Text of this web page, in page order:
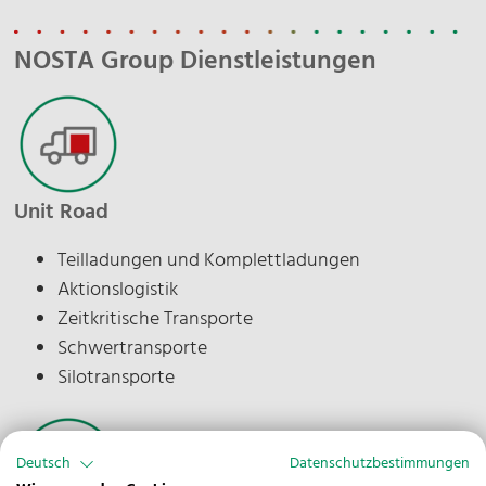
NOSTA Group Dienstleistungen
Unit Road
Teilladungen und Komplettladungen
Aktionslogistik
Zeitkritische Transporte
Schwertransporte
Silotransporte
Deutsch
Datenschutzbestimmungen